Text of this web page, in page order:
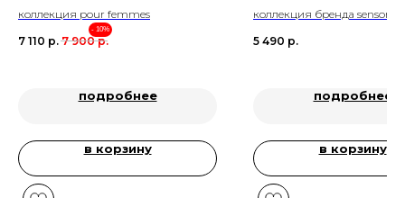
коллекция pour femmes
7 110 р.
- 10%
7 900 р.
подробнее
в корзину
коллекция бренда sensorika
5 490 р.
подробнее
в корзину